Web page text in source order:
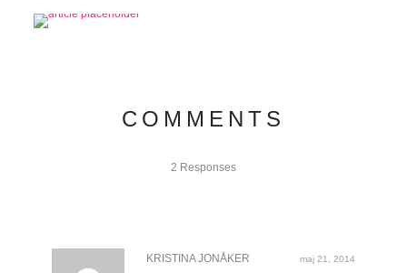
COMMENTS
2 Responses
maj 21, 2014
KRISTINA JONÅKER